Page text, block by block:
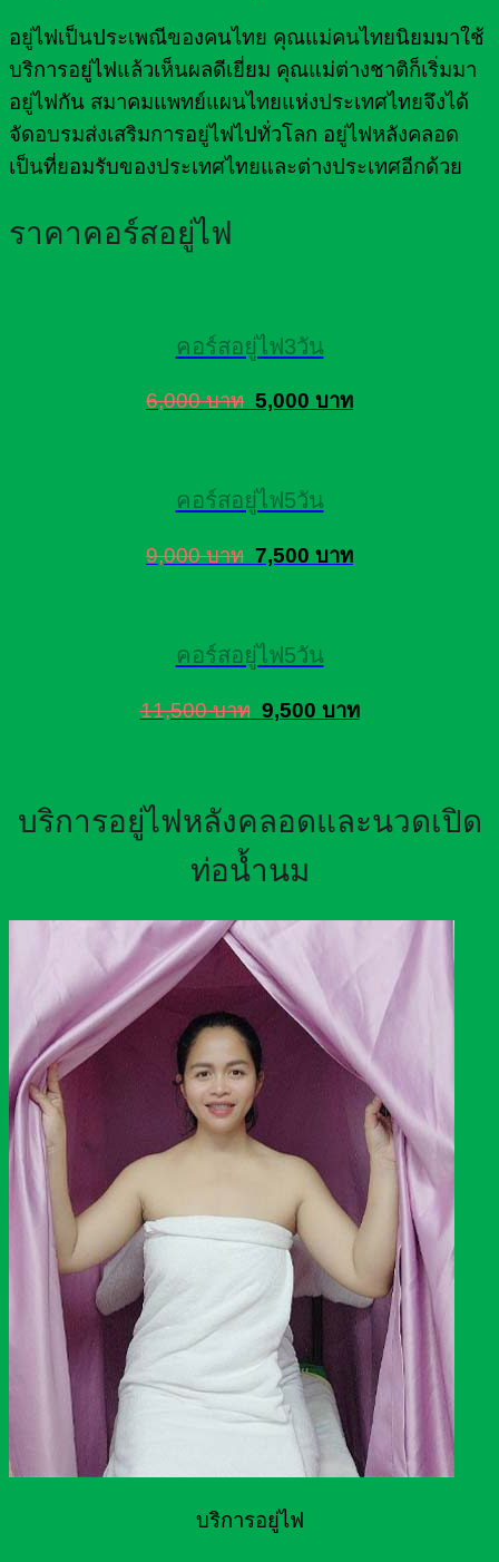
อยู่ไฟเป็นประเพณีของคนไทย คุณแม่คนไทยนิยมมาใช้
บริการอยู่ไฟแล้วเห็นผลดีเยี่ยม คุณแม่ต่างชาติก็เริ่มมา
อยู่ไฟกัน สมาคมแพทย์แผนไทยแห่งประเทศไทยจึงได้
จัดอบรมส่งเสริมการอยู่ไฟไปทั่วโลก อยู่ไฟหลังคลอด
เป็นที่ยอมรับของประเทศไทยและต่างประเทศอีกด้วย
ราคาคอร์สอยู่ไฟ
คอร์สอยู่ไฟ3วัน
6,000 บาท 5,000 บาท
คอร์สอยู่ไฟ5วัน
9,000 บาท 7,500 บาท
คอร์สอยู่ไฟ5วัน
11,500 บาท 9,500 บาท
บริการอยู่ไฟหลังคลอดและนวดเปิด
ท่อน้ำนม
บริการอยู่ไฟ